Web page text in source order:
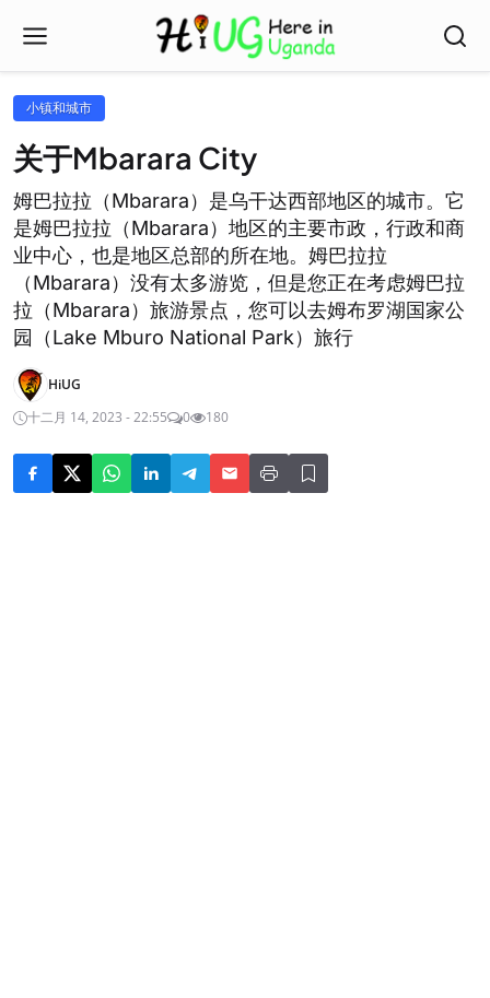
小镇和城市
关于Mbarara City
姆巴拉拉（Mbarara）是乌干达西部地区的城市。它
是姆巴拉拉（Mbarara）地区的主要市政，行政和商
业中心，也是地区总部的所在地。姆巴拉拉
（Mbarara）没有太多游览，但是您正在考虑姆巴拉
拉（Mbarara）旅游景点，您可以去姆布罗湖国家公
园（Lake Mburo National Park）旅行
HiUG
十二月 14, 2023 - 22:55
0 180